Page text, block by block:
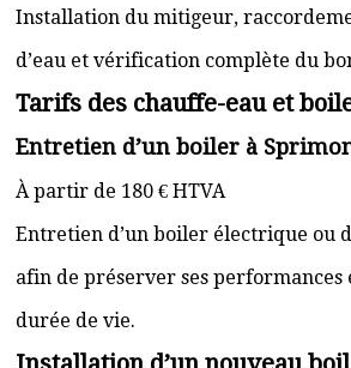
Installation du mitigeur,
d’eau et vérification complète du
Tarifs des chauffe-eau et
Entretien d’un boiler à
À partir de 180 € HTVA
Entretien d’un boiler électrique ou
afin de préserver ses performances
durée de vie.